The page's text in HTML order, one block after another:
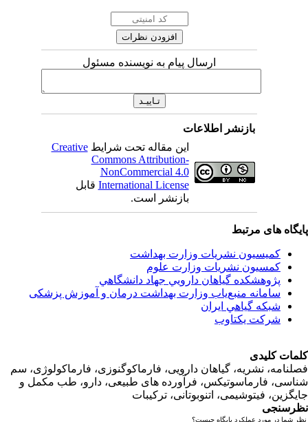
ارسال پیام به نویسنده مسئول
بازنشر اطلاعات
این مقاله تحت شرایط Creative
Commons Attribution-
NonCommercial 4.0
International Licenseقابل
بازنشر است.
های مرتبط
کمیسیون نشریات وزارت بهداشت
کمسیون نشریات وزارت علوم
پژوهشكده گياهان دارويي جهاد دانشگاهي
سامانه منبع‌ياب وزارت بهداشت درمان و آموزش پزشکی
شبكه گياهي ايران
شرکت یکتاوب
کلیدی
نشریه، گیاهان دارویی، فارماکوگنوزی، فارماکولوژی، سم
فارماسوتیکس، فرآورده های طبیعی، دارو، طب مکمل و
فیتوشیمی، اتنوبوتانی، ترکیبات
در مورد عملکرد پایگاه چیست؟